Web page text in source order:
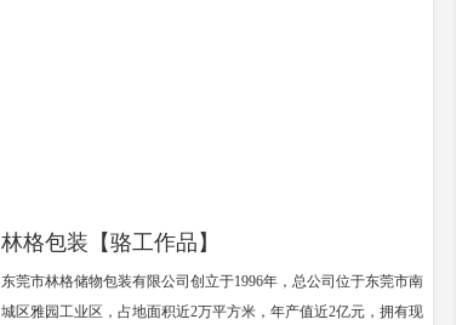
林格包装【骆工作品】
东莞市林格储物包装有限公司创立于1996年，总公司位于东莞市南
城区雅园工业区，占地面积近2万平方米，年产值近2亿元，拥有现